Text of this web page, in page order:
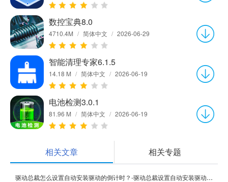
数控宝典8.0
4710.4M / 简体中文 / 2026-06-29
智能清理专家6.1.5
14.18 M / 简体中文 / 2026-06-19
电池检测3.0.1
81.96 M / 简体中文 / 2026-06-19
相关文章 相关专题
驱动总裁怎么设置自动安装驱动的倒计时？-驱动总裁设置自动安装驱动的倒计时的方法